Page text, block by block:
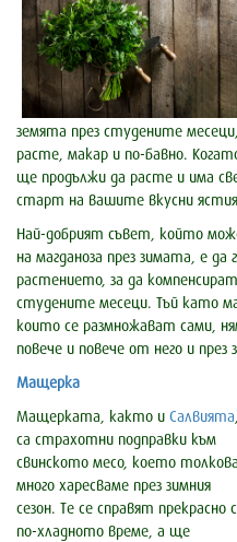
земята през студените
расте, макар и по-бавно.
ще продължи да расте и има
старт на вашите вкусни
Най-добрият съвет, който
на магданоза през зимата, е
растението, за да
студените месеци. Тъй като
които се размножават сами,
повече и повече от него и през
Мащерка
Мащерката, както и Салвията,
са страхотни подправки към
свинското месо, което толкова
много харесваме през зимния
сезон. Те се справят прекрасно с
по-хладното време, а ще